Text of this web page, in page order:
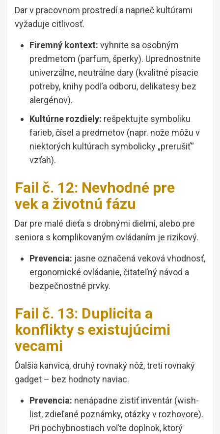
Dar v pracovnom prostredí a naprieč kultúrami
vyžaduje citlivosť.
Firemný kontext: vyhnite sa osobným
predmetom (parfum, šperky). Uprednostnite
univerzálne, neutrálne dary (kvalitné písacie
potreby, knihy podľa odboru, delikatesy bez
alergénov).
Kultúrne rozdiely: rešpektujte symboliku
farieb, čísel a predmetov (napr. nože môžu v
niektorých kultúrach symbolicky „prerušiť“
vzťah).
Fail č. 12: Nevhodné pre
vek a životnú fázu
Dar pre malé dieťa s drobnými dielmi, alebo pre
seniora s komplikovaným ovládaním je rizikový.
Prevencia: jasne označená veková vhodnosť,
ergonomické ovládanie, čitateľný návod a
bezpečnostné prvky.
Fail č. 13: Duplicita a
konflikty s existujúcimi
vecami
Ďalšia kanvica, druhý rovnaký nôž, tretí rovnaký
gadget – bez hodnoty naviac.
Prevencia: nenápadne zistiť inventár (wish-
list, zdieľané poznámky, otázky v rozhovore).
Pri pochybnostiach voľte doplnok, ktorý